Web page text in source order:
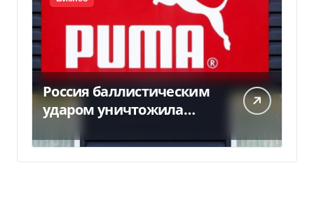
Россия баллистическим
ударом уничтожила
детали